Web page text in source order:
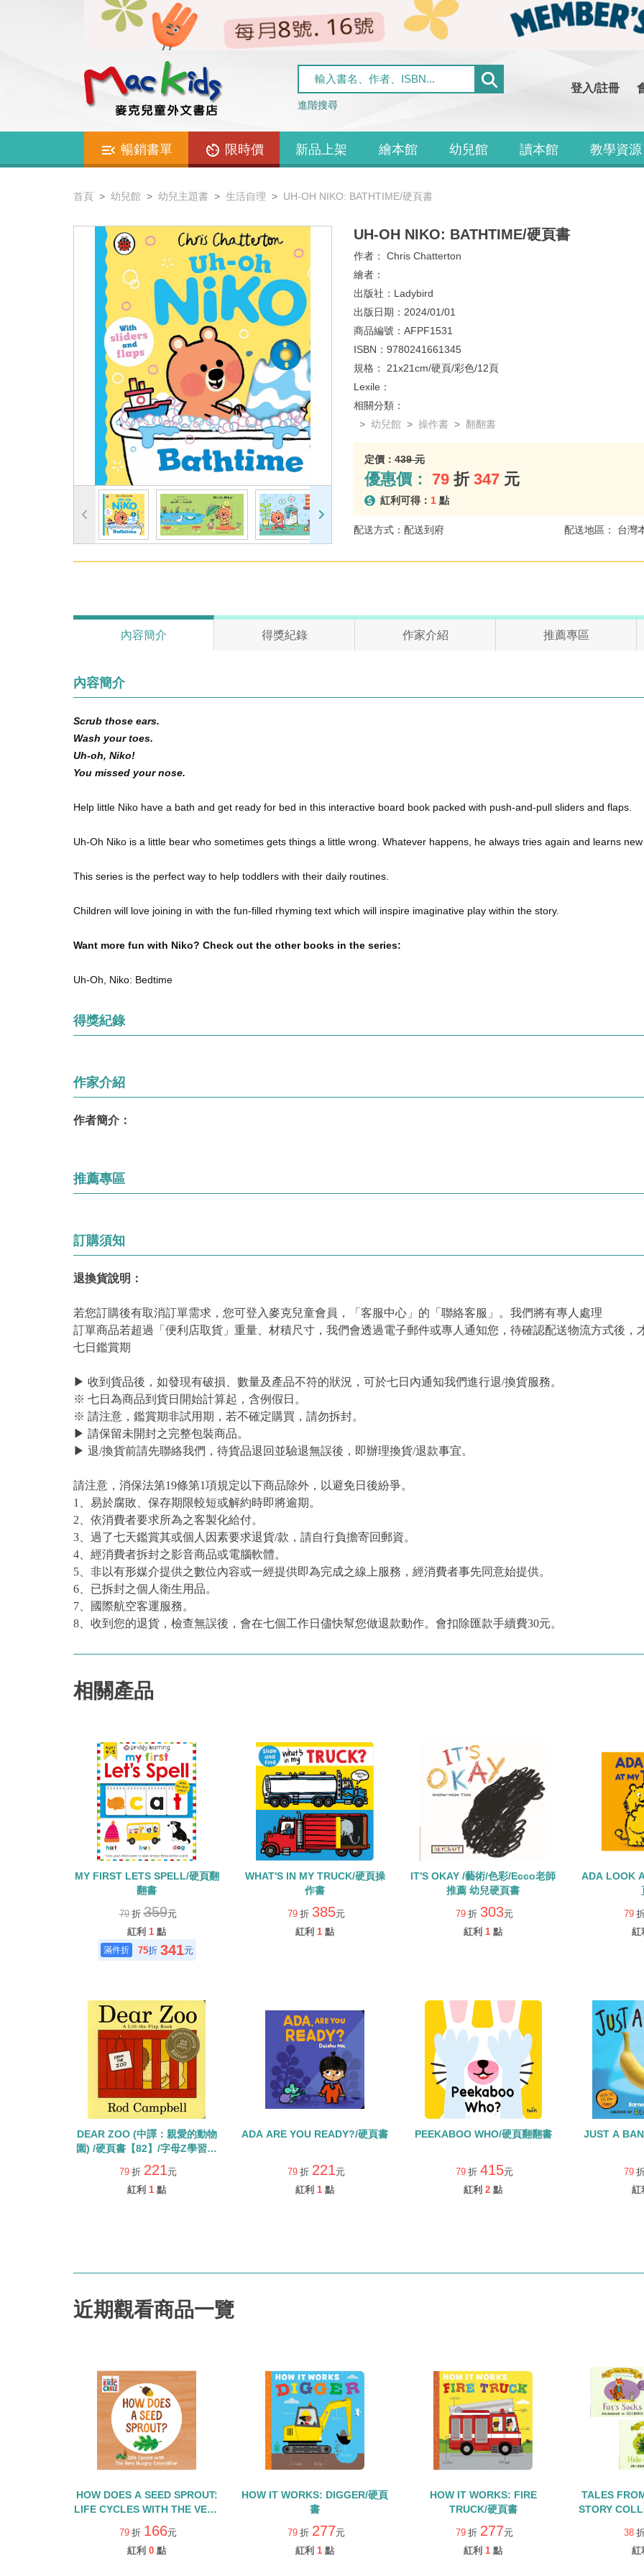
進階搜尋
登入/註冊
暢銷書單 限時價 新品上架 繪本館 幼兒館 讀本館 教學資源
首頁 幼兒館 幼兒主題書 生活自理 UH-OH NIKO: BATHTIME/硬頁書
UH-OH NIKO: BATHTIME/硬頁書
作者： Chris Chatterton
繪者：
出版社： Ladybird
出版日期： 2024/01/01
商品編號： AFPF1531
ISBN： 9780241661345
規格： 21x21cm/硬頁/彩色/12頁
Lexile：
相關分類：
幼兒館
操作書 翻翻書
定價： 439 元
優惠價： 79 折 347 元
紅利可得： 1 點
配送方式：配送到府 配送地區： 台灣
內容簡介 得獎紀錄 作家介紹 推薦專區
內容簡介
Scrub those ears.
Wash your toes.
Uh-oh, Niko!
You missed your nose.
Help little Niko have a bath and get ready for bed in this interactive board book packed with push-and-pull sliders and flaps.
Uh-Oh Niko is a little bear who sometimes gets things a little wrong. Whatever happens, he always tries again and learns new
This series is the perfect way to help toddlers with their daily routines.
Children will love joining in with the fun-filled rhyming text which will inspire imaginative play within the story.
Want more fun with Niko? Check out the other books in the series:
Uh-Oh, Niko: Bedtime
得獎紀錄
作家介紹
作者簡介：
推薦專區
訂購須知
退換貨說明：
若您訂購後有取消訂單需求，您可登入麥克兒童會員，「客服中心」的「聯絡客服」。我們將有專人處理
訂單商品若超過「便利店取貨」重量、材積尺寸，我們會透過電子郵件或專人通知您，待確認配送物流方式後，
七日鑑賞期
▶ 收到貨品後，如發現有破損、數量及產品不符的狀況，可於七日內通知我們進行退/換貨服務。
※ 七日為商品到貨日開始計算起，含例假日。
※ 請注意，鑑賞期非試用期，若不確定購買，請勿拆封。
▶ 請保留未開封之完整包裝商品。
▶ 退/換貨前請先聯絡我們，待貨品退回並驗退無誤後，即辦理換貨/退款事宜。
請注意，消保法第19條第1項規定以下商品除外，以避免日後紛爭。
1、易於腐敗、保存期限較短或解約時即將逾期。
2、依消費者要求所為之客製化給付。
3、過了七天鑑賞其或個人因素要求退貨/款，請自行負擔寄回郵資。
4、經消費者拆封之影音商品或電腦軟體。
5、非以有形媒介提供之數位內容或一經提供即為完成之線上服務，經消費者事先同意始提供。
6、已拆封之個人衛生用品。
7、國際航空客運服務。
8、收到您的退貨，檢查無誤後，會在七個工作日儘快幫您做退款動作。會扣除匯款手續費30元。
相關產品
MY FIRST LETS SPELL/硬頁翻
翻書
79 折359元
紅利 1 點
75折 341元
WHAT'S IN MY TRUCK/硬頁操
作書
79 折 385元
紅利 1 點
IT'S OKAY /藝術/色彩/Ecco老師
推薦 幼兒硬頁書
79 折 303元
紅利 1 點
ADA LOOK
79
紅
DEAR ZOO (中譯：親愛的動物
園) /硬頁書【82】/字母Z學習繪
本
79 折 221元
紅利 1 點
ADA ARE YOU READY?/硬頁書
79 折 221元
紅利 1 點
PEEKABOO WHO/硬頁翻翻書
79 折 415元
紅利 2 點
JUST A
79
紅
近期觀看商品一覽
HOW DOES A SEED SPROUT:
LIFE CYCLES WITH THE VERY
HUNGRY CATERPILLAR/硬頁
書
79 折 166元
紅利 0 點
HOW IT WORKS: DIGGER/硬頁
書
79 折 277元
紅利 1 點
HOW IT WORKS: FIRE
TRUCK/硬頁書
79 折 277元
紅利 1 點
TALES
STORY
組/硬頁翻
38
紅